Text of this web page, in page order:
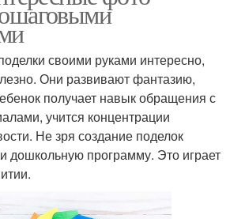
своими руками интересно,
Они развивают фантазию,
получает навык обращения с
учится концентрации
Не зря создание поделок
дошкольную программу. Это играет